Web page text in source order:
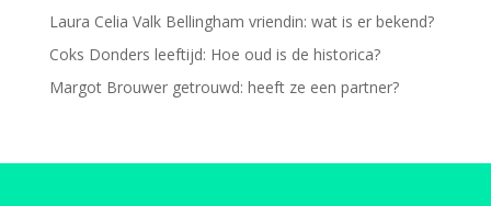
Laura Celia Valk Bellingham vriendin: wat is er bekend?
Coks Donders leeftijd: Hoe oud is de historica?
Margot Brouwer getrouwd: heeft ze een partner?